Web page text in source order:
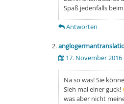
Spaß jedenfalls
Antworten
17. November
Na so was! Sie
Sieh mal einer guck!
was aber nicht